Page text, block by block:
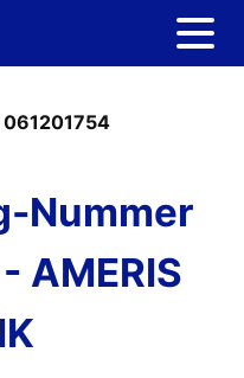
061201754
Nummer
AMERIS